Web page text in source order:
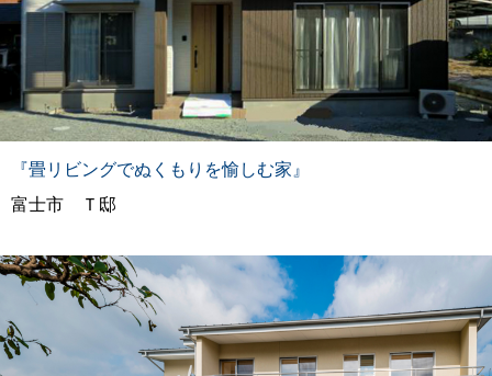
『畳リビングでぬくもりを愉しむ家』
富士市 Ｔ邸